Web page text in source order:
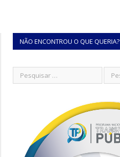
NÃO ENCONTROU O QUE QUERIA?